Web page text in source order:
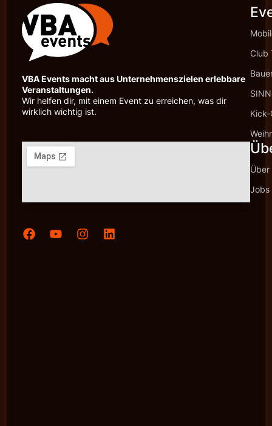
VBA Events macht aus Unternehmenszielen erlebbare
Veranstaltungen.
Wir helfen dir, mit einem Event zu erreichen, was dir
wirklich wichtig ist.
Club
Über
Jobs